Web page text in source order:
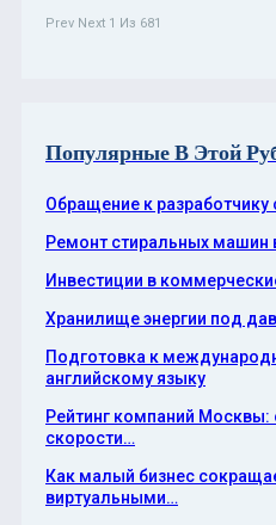
Prev Next 1 Из 681
Популярные В Этой
Обращение к разработчику
Ремонт стиральных машин
Инвестиции в
Хранилище энергии под
Подготовка к
английскому языку
Рейтинг компаний Москвы:
скорости…
Как малый бизнес
виртуальными…